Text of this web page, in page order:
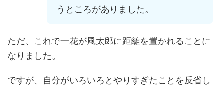
うところがありました。
ただ、これで一花が風太郎に距離を置かれることに
なりました。
ですが、自分がいろいろとやりすぎたことを反省し